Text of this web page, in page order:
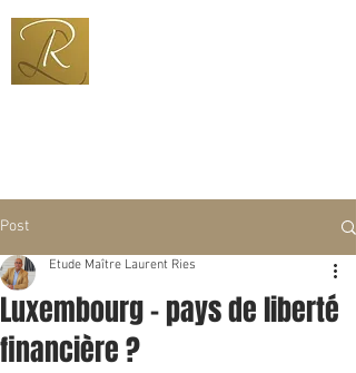
Post
Luxembourg - pays de liberté
financière ?
Etude Maître Laurent Ries